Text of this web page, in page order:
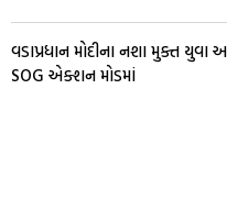
વડાપ્રધાન મોદીના નશા મુક્ત
SOG એક્શન મોડમાં